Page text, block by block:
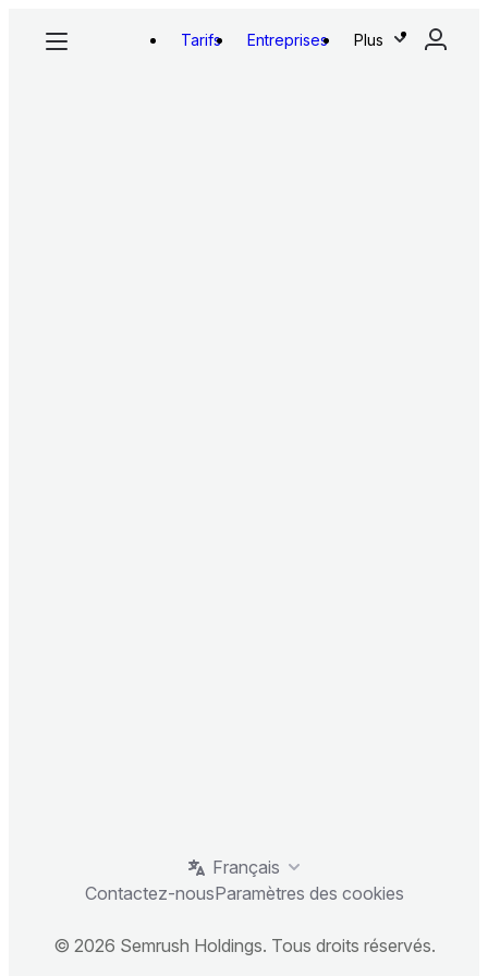
Tarifs Entreprises Plus
Français
Contactez-nousParamètres des cookies
© 2026 Semrush Holdings. Tous droits réservés.